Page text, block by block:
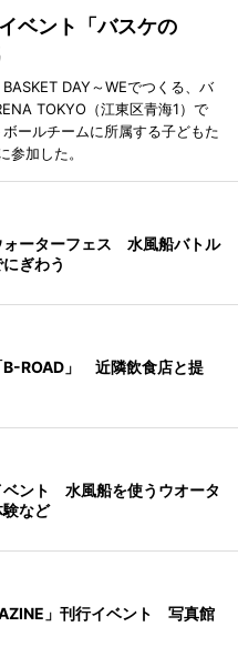
ベント「バスケの
DAY～WEでつくる、バ
TOKYO（江東区青海1）で
ールチームに所属する子どもた
加した。
ォーターフェス 水風船バトル
ぎわう
B-ROAD」 近隣飲食店と提
ベント 水風船を使うウオータ
など
」刊行イベント 写真館